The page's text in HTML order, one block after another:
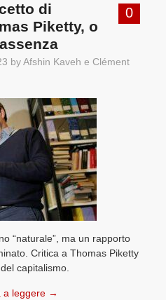
0
di
Piketty, o
by Afshin Kaveh eClément
“naturale”, ma un rapporto
Critica a Thomas Piketty
capitalismo.
a leggere →